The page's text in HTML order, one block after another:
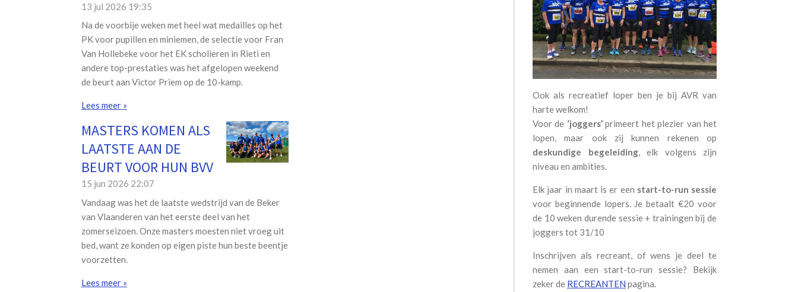
13 jul 2026 19:35
Na de voorbije weken met heel wat medailles op het
PK voor pupillen en miniemen, de selectie voor Fran
Van Hollebeke voor het EK scholieren in Rieti en
andere top-prestaties was het afgelopen weekend
de beurt aan Victor Priem op de 10-kamp.
Lees meer »
MASTERS KOMEN ALS
LAATSTE AAN DE
BEURT VOOR HUN BVV
15 jun 2026 22:07
Vandaag was het de laatste wedstrijd van de Beker
van Vlaanderen van het eerste deel van het
zomerseizoen. Onze masters moesten niet vroeg uit
bed, want ze konden op eigen piste hun beste beentje
voorzetten.
Lees meer »
Ook als recreatief loper ben je bij AVR van
harte welkom!
Voor de ‘joggers’primeert het plezier van het
lopen, maar ook zij kunnen rekenen op
deskundige begeleiding, elk volgens zijn
niveau en ambities.
Elk jaar in maart is er een start-to-run sessie
voor beginnende lopers. Je betaalt€20 voor
de 10 weken durende sessie + trainingen bij de
joggers tot 31/10
Inschrijven als recreant, of wens je deel te
nemen aan een start-to-run sessie? Bekijk
zeker de RECREANTEN pagina.